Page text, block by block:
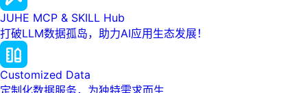
JUHE MCP & SKILL Hub
打破LLM数据孤岛，助力AI应用生态发展！
Customized Data
定制化数据服务，为独特需求而生